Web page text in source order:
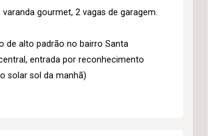
gourmet, 2 vagas de garagem.
de alto padrão no bairro Santa
entrada por reconhecimento
solar sol da manhã)